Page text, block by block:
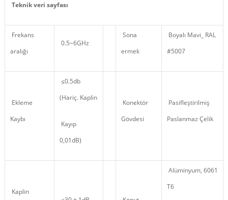
Teknik veri sayfası
Frekans
aralığı
0.5~6GHz
Sona
ermek
Boyalı Mavi_ RAL
#5007
Ekleme
Kaybı
≤0.5db
(Hariç. Kaplin
Kayıp
0,01dB)
Konektör
Gövdesi
Pasifleştirilmiş
Paslanmaz Çelik
Kaplin
Alüminyum, 6061
T6